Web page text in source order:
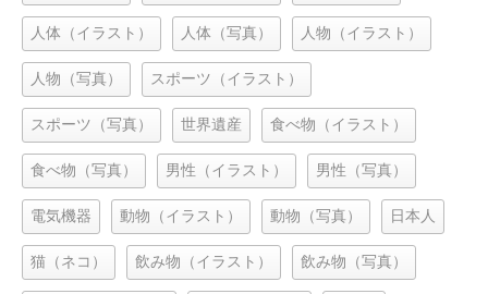
人体（イラスト） 人体（写真） 人物（イラスト）
人物（写真） スポーツ（イラスト）
スポーツ（写真） 世界遺産 食べ物（イラスト）
食べ物（写真） 男性（イラスト） 男性（写真）
電気機器 動物（イラスト） 動物（写真） 日本人
猫（ネコ） 飲み物（イラスト） 飲み物（写真）